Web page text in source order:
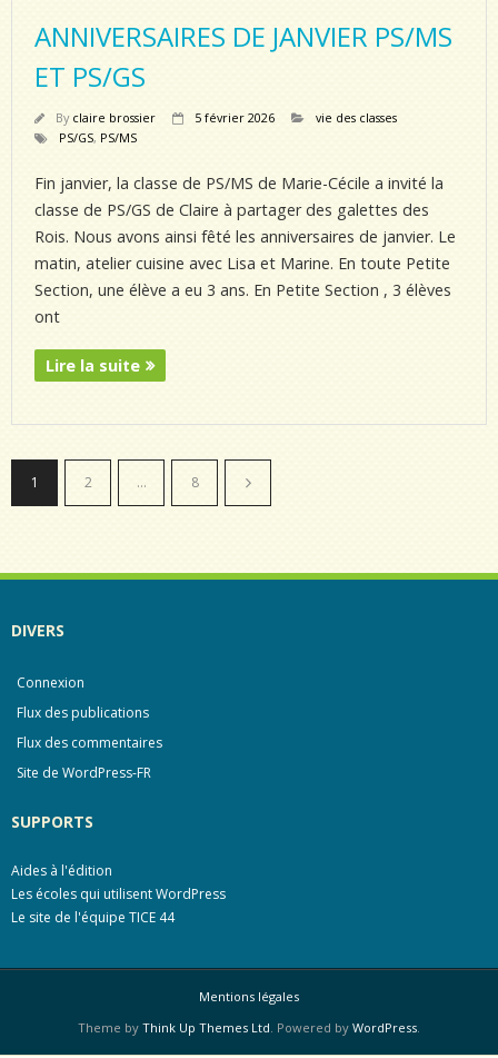
ANNIVERSAIRES DE JANVIER PS/MS
ET PS/GS
By claire brossier 5 février 2026
vie des classes
PS/GS, PS/MS
Fin janvier, la classe de PS/MS de Marie-Cécile a invité la
classe de PS/GS de Claire à partager des galettes des
Rois. Nous avons ainsi fêté les anniversaires de janvier. Le
matin, atelier cuisine avec Lisa et Marine. En toute Petite
Section, une élève a eu 3 ans. En Petite Section , 3 élèves
ont
Lire la suite
1 2 … 8
DIVERS
Connexion
Flux des publications
Flux des commentaires
Site de WordPress-FR
SUPPORTS
Aides à l'édition
Les écoles qui utilisent WordPress
Le site de l'équipe TICE 44
Mentions légales
Theme by Think Up Themes Ltd. Powered by WordPress.